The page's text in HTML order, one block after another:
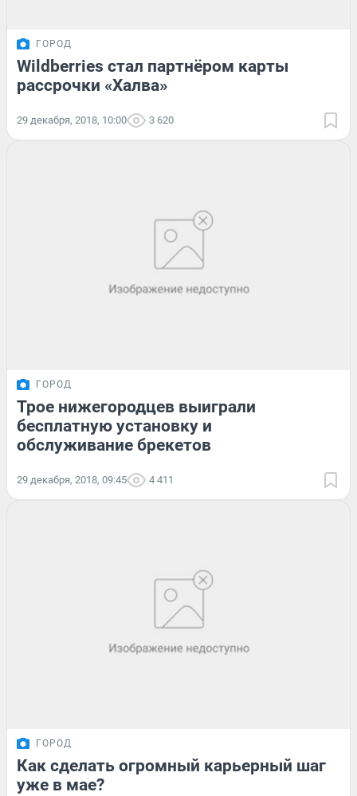
ГОРОД
Wildberries стал партнёром карты
рассрочки «Халва»
29 декабря, 2018, 10:00 3 620
ГОРОД
Трое нижегородцев выиграли
бесплатную установку и
обслуживание брекетов
29 декабря, 2018, 09:45 4 411
ГОРОД
Как сделать огромный карьерный шаг
уже в мае?